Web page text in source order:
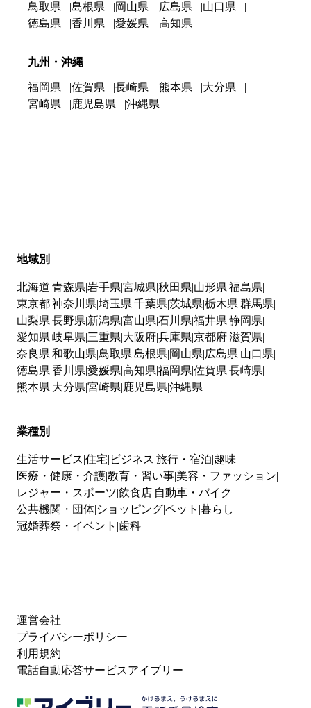
鳥取県 島根県 岡山県 広島県
山口県
徳島県
香川県 愛媛県 高知県
九州・沖縄
福岡県 佐賀県 長崎県 熊本県
大分県
宮崎県
鹿児島県 沖縄県
地域別
北海道 青森県 岩手県 宮城県 秋田県 山形県 福島県
東京都神奈川県 埼玉県 千葉県 茨城県 栃木県 群馬県
山梨県 長野県 新潟県 富山県 石川県 福井県 静岡県
愛知県 岐阜県 三重県 大阪府兵庫県 京都府滋賀県
奈良県 和歌山県 鳥取県 島根県 岡山県 広島県 山口県
徳島県 香川県 愛媛県 高知県 福岡県 佐賀県 長崎県
熊本県 大分県 宮崎県 鹿児島県 沖縄県
業種別
生活サービス 住宅 ビジネス 旅行・宿泊 趣味
医療・健康・介護教育・習い事 美容・ファッション
レジャー・スポーツ 飲食店 自動車・バイク
公共機関・団体 ショッピングペット 暮らし
冠婚葬祭・イベント 歯科
運営会社
プライバシーポリシー
利用規約
電話自動応答サービスアイブリー